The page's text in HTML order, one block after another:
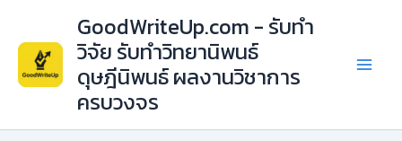
content
GoodWriteUp.com - รับทำ
วิจัย รับทำวิทยานิพนธ์
ดุษฎีนิพนธ์ ผลงานวิชาการ
ครบวงจร